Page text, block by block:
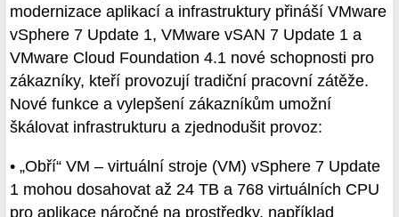
modernizace aplikací a infrastruktury přináší VMware
vSphere 7 Update 1, VMware vSAN 7 Update 1 a
VMware Cloud Foundation 4.1 nové schopnosti pro
zákazníky, kteří provozují tradiční pracovní zátěže.
Nové funkce a vylepšení zákazníkům umožní
škálovat infrastrukturu a zjednodušit provoz:
• „Obří“ VM – virtuální stroje (VM) vSphere 7 Update
1 mohou dosahovat až 24 TB a 768 virtuálních CPU
pro aplikace náročné na prostředky, například